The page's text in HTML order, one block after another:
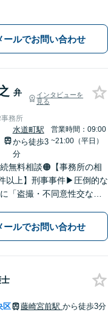
ールでお問い合わせ
弁
インタビューを
見る
務所
水道町駅
から徒歩3
分
営業時間：09:00
~21:00（平日）
無料相談🟠【事務所の相
以上】刑事事件▶︎圧倒的な
「盗撮・不同意性交など
」勤務で培った税の知識
頼者に寄り添った強いパ
ールでお問い合わせ
区 藤崎宮前駅 から徒歩3分